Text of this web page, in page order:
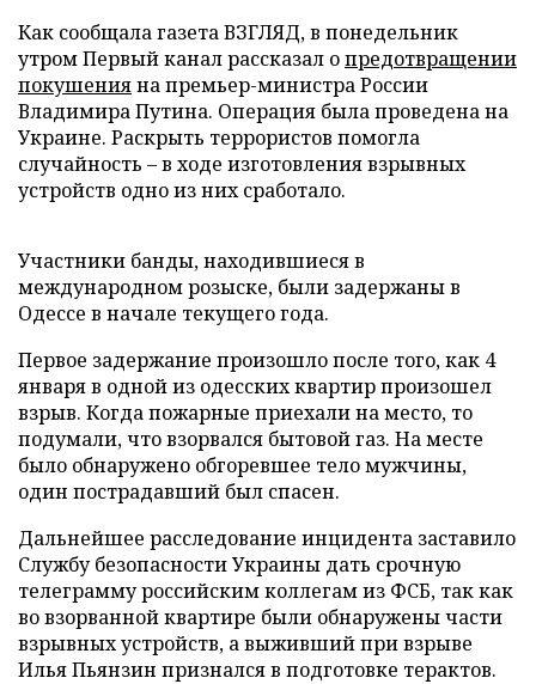
Как сообщала газета ВЗГЛЯД, в понедельник
утром Первый канал рассказал опредотвращении
покушенияна премьер-министра России
Владимира Путина. Операция была проведена на
Украине. Раскрыть террористов помогла
случайность – в ходе изготовления взрывных
устройств одно из них сработало.
Участники банды, находившиеся в
международном розыске, были задержаны в
Одессе в начале текущего года.
Первое задержание произошло после того, как 4
января в одной из одесских квартир произошел
взрыв. Когда пожарные приехали на место, то
подумали, что взорвался бытовой газ. На месте
было обнаружено обгоревшее тело мужчины,
один пострадавший был спасен.
Дальнейшее расследование инцидента заставило
Службу безопасности Украины дать срочную
телеграмму российским коллегам из ФСБ, так как
во взорванной квартире были обнаружены части
взрывных устройств, а выживший при взрыве
Илья Пьянзин признался в подготовке терактов.